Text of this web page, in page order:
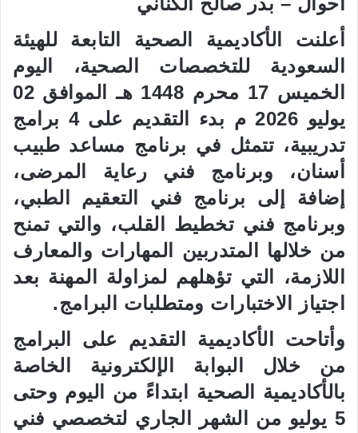
ر
د
ل
ك
ا
أعلنت الأكاديمية الصحية التابعة للهيئة
السعودية للتخصصات الصحية، اليوم
الخميس 17 محرم 1448 هـ الموافق 02
يوليو 2026 م بدء التقديم على 4 برامج
تدريبية، تتمثل في برنامج مساعد طبيب
أسنان، وبرنامج فني رعاية المرضى،
إضافة إلى برنامج فني التعقيم الطبي،
وبرنامج فني تخطيط القلب، والتي تمنح
من خلالها المتدربين المهارات والمعارف
اللازمة، التي تؤهلهم لمزاولة المهنة بعد
اجتياز الاختبارات ومتطلبات البرامج.
وأتاحت الأكاديمية التقديم على البرامج
من خلال البوابة الإلكترونية الخاصة
بالأكاديمية الصحية ابتداءً من اليوم وحتى
5 يوليو من الشهر الجاري لتخصصي فني